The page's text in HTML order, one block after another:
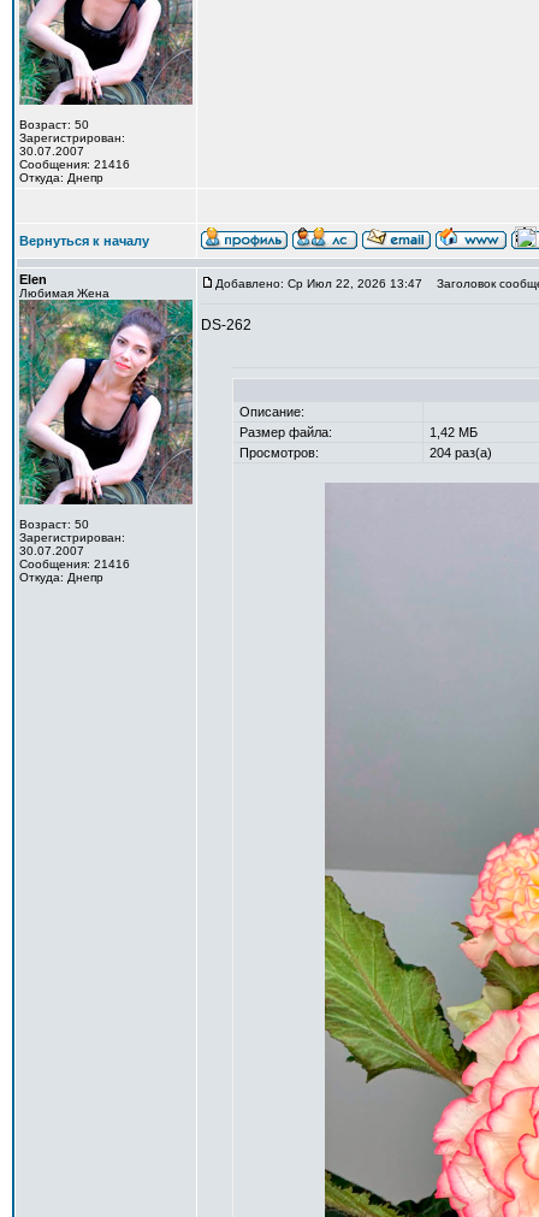
Возраст: 50
Зарегистрирован:
30.07.2007
Сообщения: 21416
Откуда: Днепр
Вернуться к началу
Elen
Любимая Жена
Возраст: 50
Зарегистрирован:
30.07.2007
Сообщения: 21416
Откуда: Днепр
Добавлено: Ср Июл 22, 2026 13:47 Заголовок
DS-262
Описание:
Размер файла:
1,42 МБ
Просмотров:
204 раз(а)